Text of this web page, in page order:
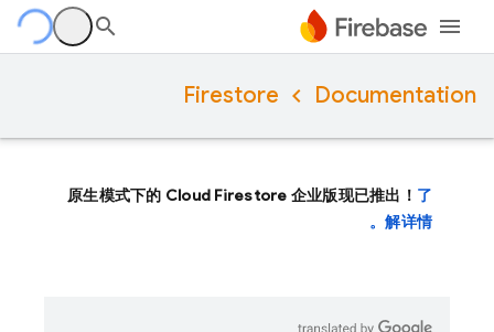
Documentation
Firestore
原生模式下的 Cloud Firestore 企业版现已推出！ 了
解详情。